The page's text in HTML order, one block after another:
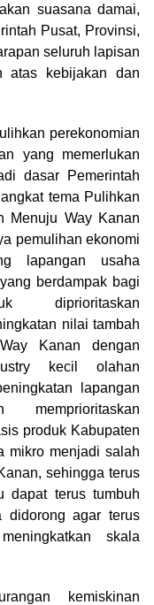
suasana damai,
Pusat, Provinsi,
seluruh lapisan
atas kebijakan dan
perekonomian
yang memerlukan
dasar Pemerintah
tema Pulihkan
Menuju Way Kanan
pemulihan ekonomi
lapangan usaha
berdampak bagi
diprioritaskan
nilai tambah
Kanan dengan
kecil olahan
lapangan
produk Kabupaten
mikro menjadi salah
sehingga terus
dapat terus tumbuh
agar terus
skala
kemiskinan